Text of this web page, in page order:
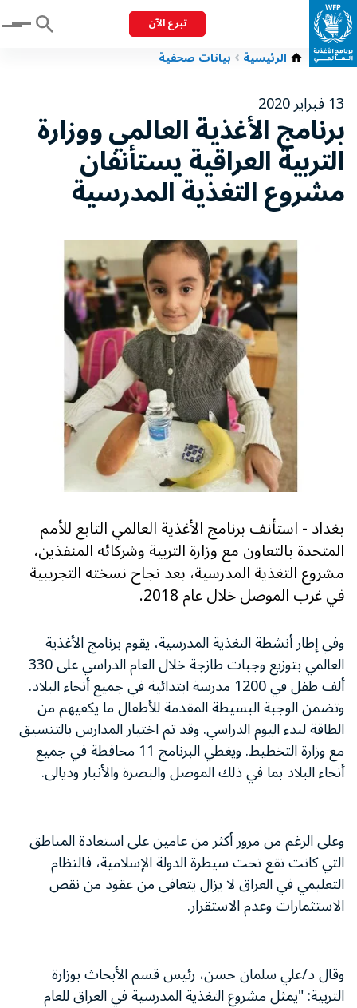
تبرع الآن Menu
الرئيسية بيانات صحفية
13 فبراير 2020
برنامج الأغذية العالمي ووزارة
التربية العراقية يستأنفان
مشروع التغذية المدرسية
بغداد - استأنف برنامج الأغذية العالمي التابع للأمم
المتحدة بالتعاون مع وزارة التربية وشركائه المنفذين،
مشروع التغذية المدرسية، بعد نجاح نسخته التجريبية
في غرب الموصل خلال عام 2018.
وفي إطار أنشطة التغذية المدرسية، يقوم برنامج الأغذية
العالمي بتوزيع وجبات طازجة خلال العام الدراسي على 330
ألف طفل في 1200 مدرسة ابتدائية في جميع أنحاء البلاد.
وتضمن الوجبة البسيطة المقدمة للأطفال ما يكفيهم من
الطاقة لبدء اليوم الدراسي. وقد تم اختيار المدارس بالتنسيق
مع وزارة التخطيط. ويغطي البرنامج 11 محافظة في جميع
أنحاء البلاد بما في ذلك الموصل والبصرة والأنبار وديالى.
وعلى الرغم من مرور أكثر من عامين على استعادة المناطق
التي كانت تقع تحت سيطرة الدولة الإسلامية، فالنظام
التعليمي في العراق لا يزال يتعافى من عقود من نقص
الاستثمارات وعدم الاستقرار.
وقال د/علي سلمان حسن، رئيس قسم الأبحاث بوزارة
التربية: "يمثل مشروع التغذية المدرسية في العراق للعام